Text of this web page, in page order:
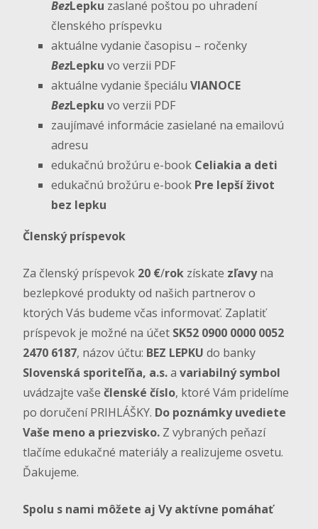
BezLepku zaslané poštou po uhradení
členského príspevku
aktuálne vydanie časopisu – ročenky
BezLepku vo verzii PDF
aktuálne vydanie špeciálu VIANOCE
BezLepku vo verzii PDF
zaujímavé informácie zasielané na emailovú
adresu
edukačnú brožúru e-book Celiakia a deti
edukačnú brožúru e-book Pre lepší život
bez lepku
Členský príspevok
Za členský príspevok 20 €/rok získate zľavyna
bezlepkové produkty od našich partnerov o
ktorých Vás budeme včas informovať. Zaplatiť
príspevok je možné na účet SK52 0900 0000 0052
2470 6187, názov účtu: BEZ LEPKU do banky
Slovenská sporiteľňa, a.s.a variabilný symbol
uvádzajte vaše členské číslo, ktoré Vám pridelíme
po doručení PRIHLÁŠKY. Do poznámky uvediete
Vaše meno a priezvisko. Z vybraných peňazí
tlačíme edukačné materiály a realizujeme osvetu.
Ďakujeme.
Spolu s nami môžete aj Vy aktívne pomáhať